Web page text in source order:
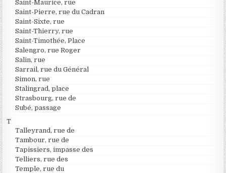
Saint-Maurice, rue
Saint-Pierre, rue du Cadran
Saint-Sixte, rue
Saint-Thierry, rue
Saint-Timothée, Place
Salengro, rue Roger
Salin, rue
Sarrail, rue du Général
Simon, rue
Stalingrad, place
Strasbourg, rue de
Subé, passage
T
Talleyrand, rue de
Tambour, rue de
Tapissiers, impasse des
Telliers, rue des
Temple, rue du